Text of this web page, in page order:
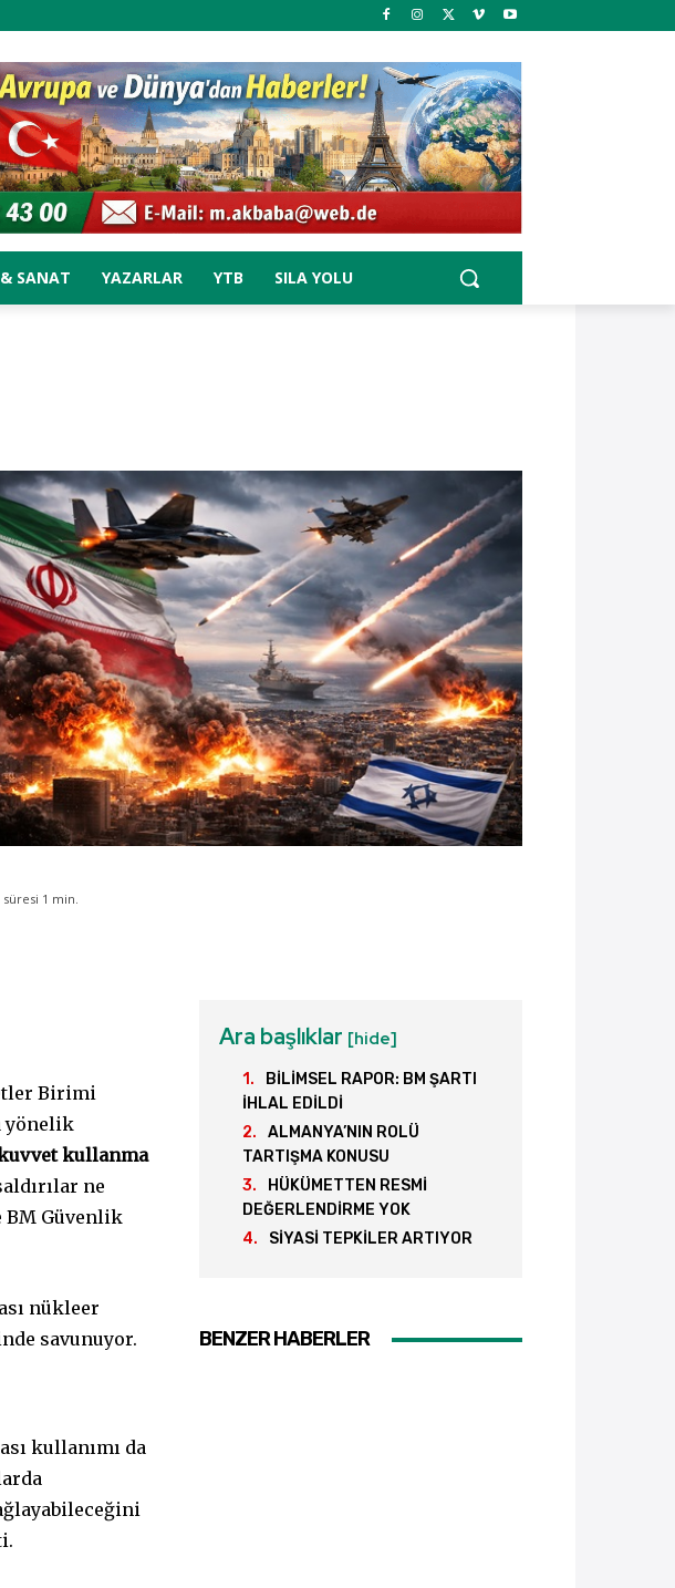
SANAT YAZARLAR YTB SILA YOLU
süresi 1 min.
Birimi
yönelik
kullanma
ne
BM Güvenlik
nükleer
savunuyor.
kullanımı da
Ara başlıklar [hide]
BİLİMSEL RAPOR: BM ŞARTI
İHLAL EDİLDİ
ALMANYA’NIN ROLÜ
TARTIŞMA KONUSU
HÜKÜMETTEN RESMİ
DEĞERLENDİRME YOK
SİYASİ TEPKİLER ARTIYOR
BENZER HABERLER